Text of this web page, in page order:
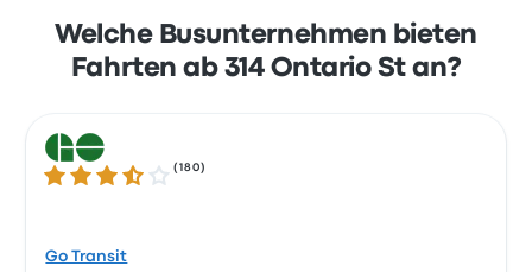
Welche Busunternehmen bieten
Fahrten ab 314 Ontario St an?
3.3 von 5 Sternen
(180 )
Go Transit